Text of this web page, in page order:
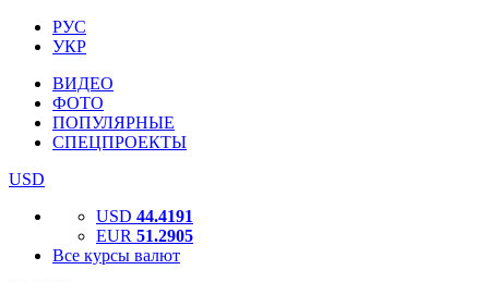
РУС
УКР
ВИДЕО
ФОТО
ПОПУЛЯРНЫЕ
СПЕЦПРОЕКТЫ
USD
USD 44.4191
EUR 51.2905
Все курсы валют